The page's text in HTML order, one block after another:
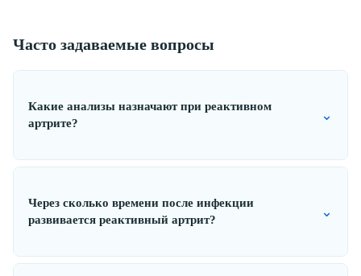
Часто задаваемые вопросы
Какие анализы назначают при реактивном
артрите?
⌄
Через сколько времени после инфекции
развивается реактивный артрит?
⌄